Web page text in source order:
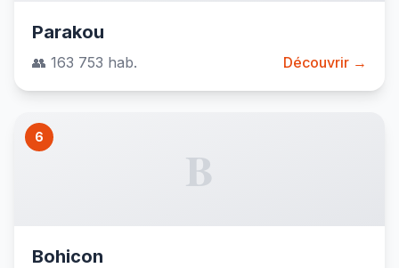
Parakou
👥 163 753 hab. Découvrir →
6
B
Bohicon